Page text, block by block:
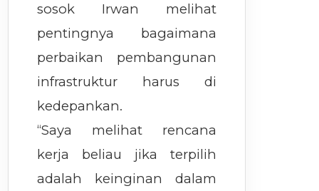
sosok Irwan melihat
pentingnya bagaimana
perbaikan pembangunan
infrastruktur harus di
kedepankan.
“Saya melihat rencana
kerja beliau jika terpilih
adalah keinginan dalam